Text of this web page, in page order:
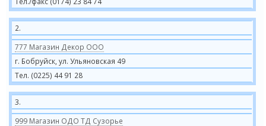
2.
777 Магазин Декор ООО
г. Бобруйск, ул. Ульяновская 49
Тел. (0225) 44 91 28
3.
999 Магазин ОДО ТД Сузорье